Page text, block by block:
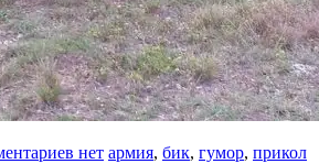
нет армия, бик, гумор, прикол